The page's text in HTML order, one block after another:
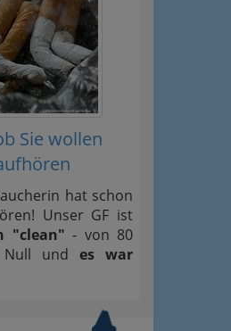
Sie wollen
hat schon
Unser GF ist
"clean" - von 80
Null undes war